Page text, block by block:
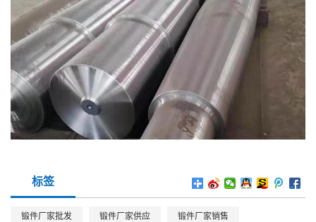
标签
锻件厂家批发 锻件厂家供应 锻件厂家销售